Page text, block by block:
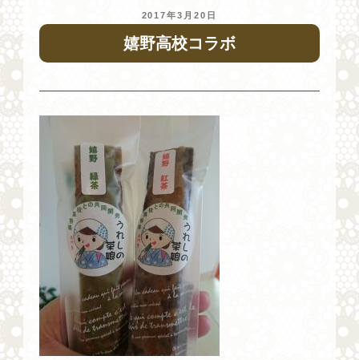
投
日:
2017年3月20日
嬉野高校コラボ